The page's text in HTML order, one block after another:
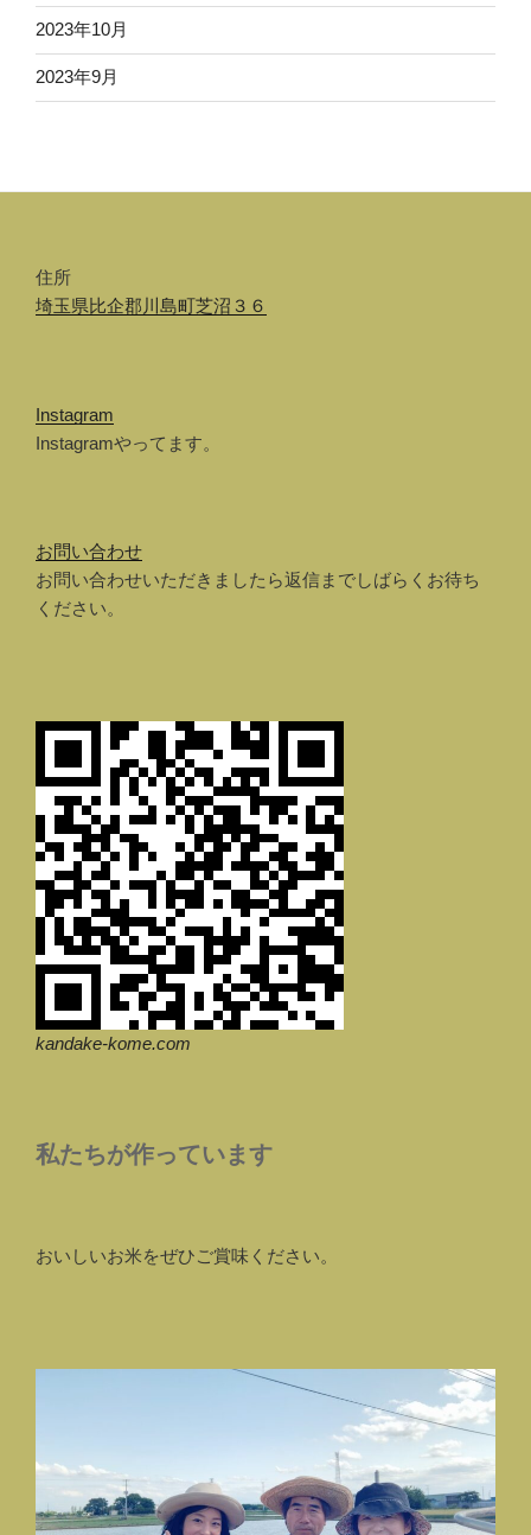
2023年10月
2023年9月
住所
埼玉県比企郡川島町芝沼３６
Instagram
Instagramやってます。
お問い合わせ
お問い合わせいただきましたら返信までしばらくお待ち
ください。
kandake-kome.com
私たちが作っています
おいしいお米をぜひご賞味ください。